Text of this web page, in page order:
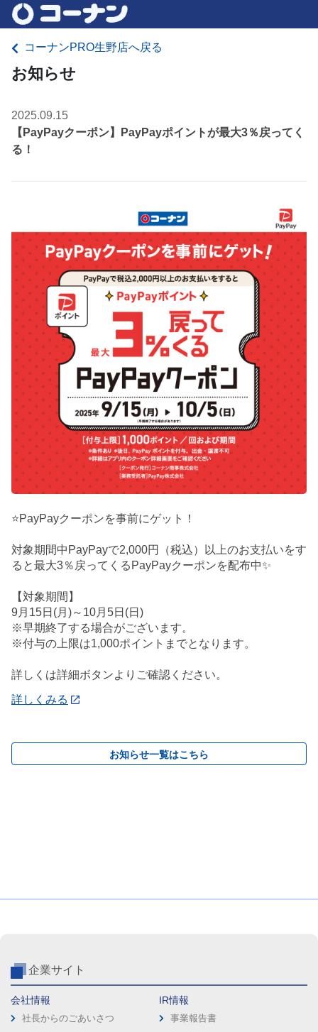
コーナンPRO生野店へ戻る
お知らせ
2025.09.15
【PayPayクーポン】PayPayポイントが最大3％戻ってく
る！
⭐PayPayクーポンを事前にゲット！
対象期間中PayPayで2,000円（税込）以上のお支払いをす
ると最大3％戻ってくるPayPayクーポンを配布中✨
【対象期間】
9月15日(月)～10月5日(日)
※早期終了する場合がございます。
※付与の上限は1,000ポイントまでとなります。
詳しくは詳細ボタンよりご確認ください。
詳しくみる
お知らせ一覧はこちら
企業サイト
会社情報
社長からのごあいさつ
IR情報
事業報告書